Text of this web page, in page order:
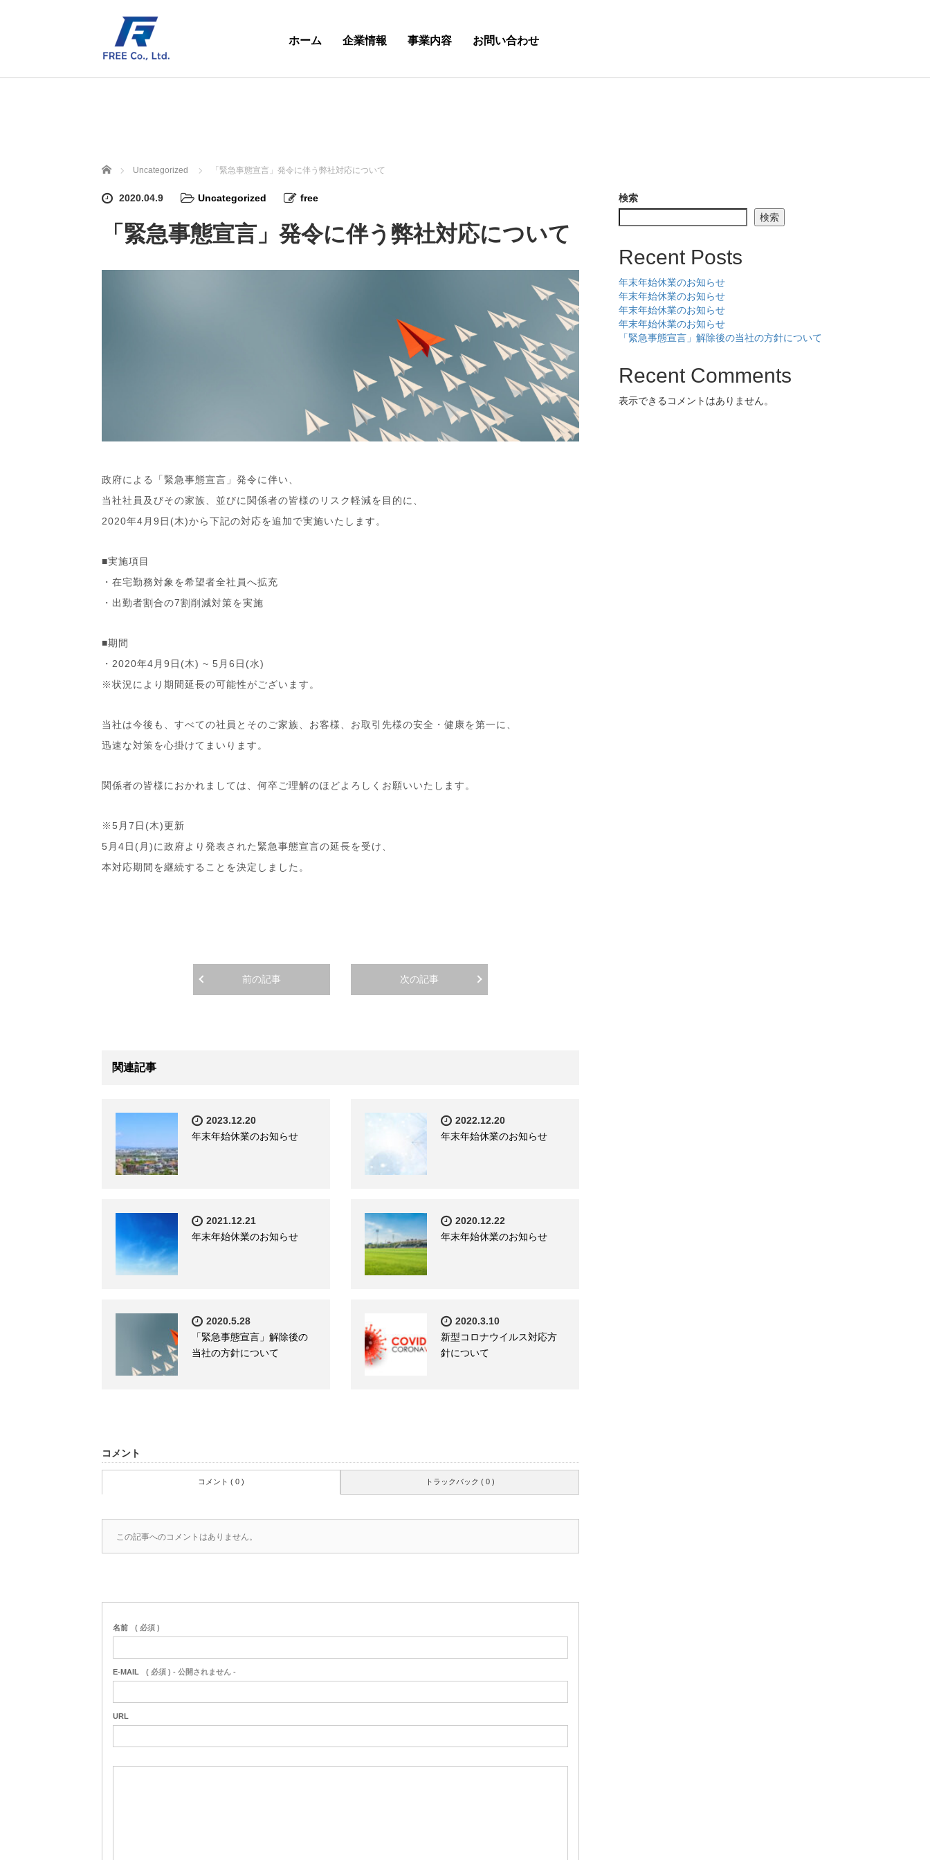
ホーム 企業情報 事業内容 お問い合わせ
ホーム Uncategorized 「緊急事態宣言」発令に伴う弊社対応について
2020.04.9 Uncategorized free
「緊急事態宣言」発令に伴う弊社対応について
政府による「緊急事態宣言」発令に伴い、
当社社員及びその家族、並びに関係者の皆様のリスク軽減を目的に、
2020年4月9日(木)から下記の対応を追加で実施いたします。
■実施項目
・在宅勤務対象を希望者全社員へ拡充
・出勤者割合の7割削減対策を実施
■期間
・2020年4月9日(木) ~ 5月6日(水)
※状況により期間延長の可能性がございます。
当社は今後も、すべての社員とそのご家族、お客様、お取引先様の安全・健康を第一に、
迅速な対策を心掛けてまいります。
関係者の皆様におかれましては、何卒ご理解のほどよろしくお願いいたします。
※5月7日(木)更新
5月4日(月)に政府より発表された緊急事態宣言の延長を受け、
本対応期間を継続することを決定しました。
前の記事 次の記事
関連記事
2023.12.20
年末年始休業のお知らせ
2022.12.20
年末年始休業のお知らせ
2021.12.21
年末年始休業のお知らせ
2020.12.22
年末年始休業のお知らせ
2020.5.28
「緊急事態宣言」解除後の
当社の方針について
2020.3.10
新型コロナウイルス対応方
針について
コメント
コメント ( 0 ) トラックバック ( 0 )
この記事へのコメントはありません。
名前 ( 必須 )
E-MAIL ( 必須 ) - 公開されません -
URL
検索
検索
Recent Posts
年末年始休業のお知らせ
年末年始休業のお知らせ
年末年始休業のお知らせ
年末年始休業のお知らせ
「緊急事態宣言」解除後の当社の方針について
Recent Comments
表示できるコメントはありません。